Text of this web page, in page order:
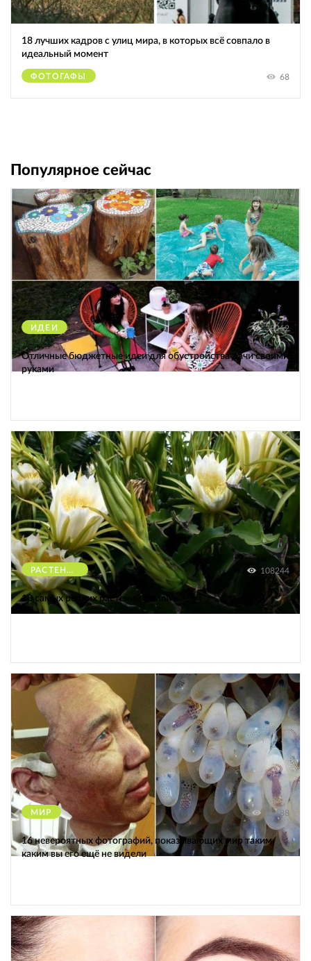
18 лучших кадров с улиц мира, в которых всё совпало в
идеальный момент
ФОТОГАФЫ 68
Популярное сейчас
ИДЕИ 38262
Отличные бюджетные идеи для обустройства дачи своими
руками
РАСТЕНИЯ 108244
10 самых редких растений Земли
МИР 12188
16 невероятных фотографий, показывающих мир таким,
каким вы его ещё не видели